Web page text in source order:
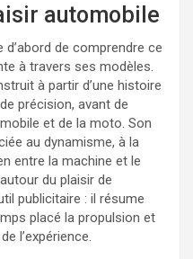
automobile
de comprendre ce
à travers ses modèles.
à partir d’une histoire
précision, avant de
et de la moto. Son
au dynamisme, à la
entre la machine et le
du plaisir de
publicitaire : il résume
placé la propulsion et
l’expérience.